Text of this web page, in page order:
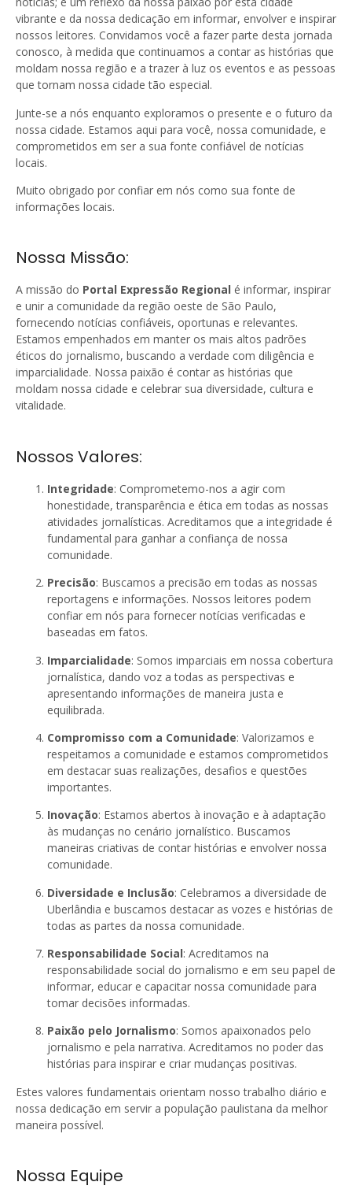
vibrante e da nossa dedicação em informar, envolver e inspirar
nossos leitores. Convidamos você a fazer parte desta jornada
conosco, à medida que continuamos a contar as histórias que
moldam nossa região e a trazer à luz os eventos e as pessoas
que tornam nossa cidade tão especial.
Junte-se a nós enquanto exploramos o presente e o futuro da
nossa cidade. Estamos aqui para você, nossa comunidade, e
comprometidos em ser a sua fonte confiável de notícias
locais.
Muito obrigado por confiar em nós como sua fonte de
informações locais.
Nossa Missão:
A missão do Portal Expressão Regional é informar, inspirar
e unir a comunidade da região oeste de São Paulo,
fornecendo notícias confiáveis, oportunas e relevantes.
Estamos empenhados em manter os mais altos padrões
éticos do jornalismo, buscando a verdade com diligência e
imparcialidade. Nossa paixão é contar as histórias que
moldam nossa cidade e celebrar sua diversidade, cultura e
vitalidade.
Nossos Valores:
Integridade: Comprometemo-nos a agir com
honestidade, transparência e ética em todas as nossas
atividades jornalísticas. Acreditamos que a integridade é
fundamental para ganhar a confiança de nossa
comunidade.
Precisão: Buscamos a precisão em todas as nossas
reportagens e informações. Nossos leitores podem
confiar em nós para fornecer notícias verificadas e
baseadas em fatos.
Imparcialidade: Somos imparciais em nossa cobertura
jornalística, dando voz a todas as perspectivas e
apresentando informações de maneira justa e
equilibrada.
Compromisso com a Comunidade: Valorizamos e
respeitamos a comunidade e estamos comprometidos
em destacar suas realizações, desafios e questões
importantes.
Inovação: Estamos abertos à inovação e à adaptação
às mudanças no cenário jornalístico. Buscamos
maneiras criativas de contar histórias e envolver nossa
comunidade.
Diversidade e Inclusão: Celebramos a diversidade de
Uberlândia e buscamos destacar as vozes e histórias de
todas as partes da nossa comunidade.
Responsabilidade Social: Acreditamos na
responsabilidade social do jornalismo e em seu papel de
informar, educar e capacitar nossa comunidade para
tomar decisões informadas.
Paixão pelo Jornalismo: Somos apaixonados pelo
jornalismo e pela narrativa. Acreditamos no poder das
histórias para inspirar e criar mudanças positivas.
Estes valores fundamentais orientam nosso trabalho diário e
nossa dedicação em servir a população paulistana da melhor
maneira possível.
Nossa Equipe